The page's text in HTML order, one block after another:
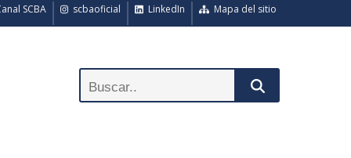
Mapa del sitio
LinkedIn
scbaoficial
SCBA